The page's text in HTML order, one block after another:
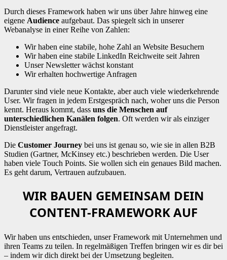
Durch dieses Framework haben wir uns über Jahre hinweg eine
eigene Audience aufgebaut. Das spiegelt sich in unserer
Webanalyse in einer Reihe von Zahlen:
Wir haben eine stabile, hohe Zahl an Website Besuchern
Wir haben eine stabile LinkedIn Reichweite seit Jahren
Unser Newsletter wächst konstant
Wir erhalten hochwertige Anfragen
Darunter sind viele neue Kontakte, aber auch viele wiederkehrende
User. Wir fragen in jedem Erstgespräch nach, woher uns die Person
kennt. Heraus kommt, dass uns die Menschen auf
unterschiedlichen Kanälen folgen. Oft werden wir als einziger
Dienstleister angefragt.
Die Customer Journey bei uns ist genau so, wie sie in allen B2B
Studien (Gartner, McKinsey etc.) beschrieben werden. Die User
haben viele Touch Points. Sie wollen sich ein genaues Bild machen.
Es geht darum, Vertrauen aufzubauen.
WIR BAUEN GEMEINSAM DEIN
CONTENT-FRAMEWORK AUF
Wir haben uns entschieden, unser Framework mit Unternehmen und
ihren Teams zu teilen. In regelmäßigen Treffen bringen wir es dir bei
– indem wir dich direkt bei der Umsetzung begleiten.